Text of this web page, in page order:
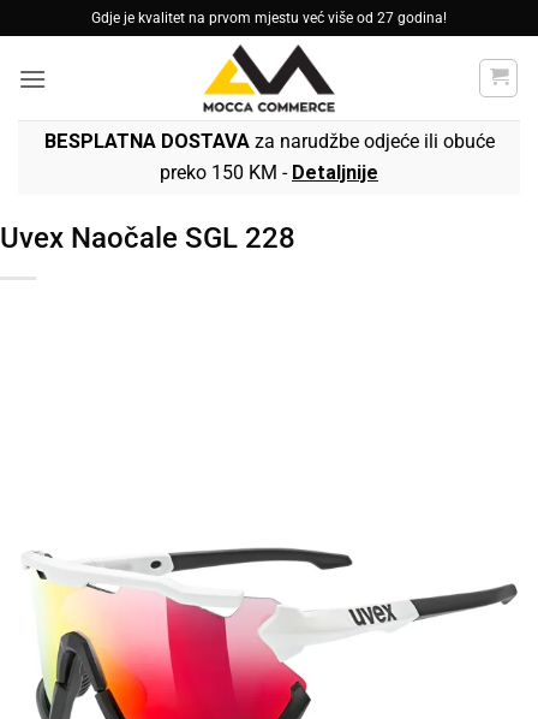
to
content
Gdje je kvalitet na prvom mjestu već više od 27 godina!
BESPLATNA DOSTAVAza narudžbe odjeće ili obuće
preko 150 KM - Detaljnije
Uvex Naočale SGL 228